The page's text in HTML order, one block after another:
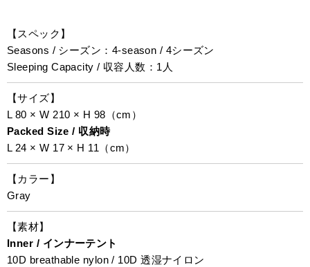
【スペック】
Seasons / シーズン：4-season / 4シーズン
Sleeping Capacity / 収容人数：1人
【サイズ】
L 80 × W 210 × H 98（cm）
Packed Size / 収納時
L 24 × W 17 × H 11（cm）
【カラー】
Gray
【素材】
Inner / インナーテント
10D breathable nylon / 10D 透湿ナイロン